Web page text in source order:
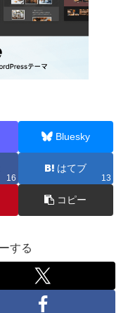
Bluesky
16
はてブ
13
コピー
する